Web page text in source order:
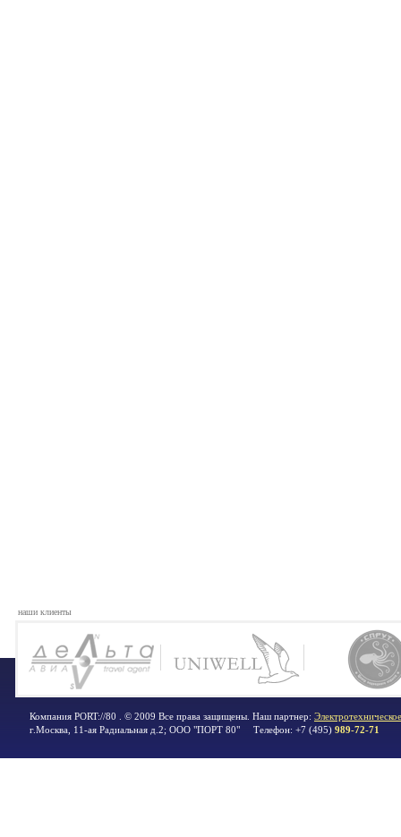
наши клиенты
Компания PORT://80 . © 2009 Все права защищены. Наш партнер:
г.Москва 11-ая Радиальная д.2; ООО "ПОРТ 80" Телефон: +7 (495) 989-72-71